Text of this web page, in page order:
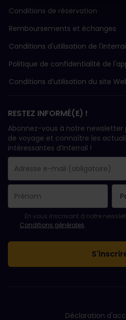
Conditions de réservation
Remboursements et échanges
Conditions d'utilisation de
Politique de confidentialité de
Conditions d’utilisation du site
RESTEZ INFORMÉ(E) !
Abonnez-vous à notre newsletter
de voyage et connaître les
intéressantes d’Interrail !
Votre abonnement a bien été pris
Le champ adresse e-mail est
L'adresse e-mail n'est pas valide !
L'inscription à la newsletter a
Vous êtes déjà abonné(e) à
Veuillez accepter les conditions
En vous inscrivant à notre
Conditions générales.
Déclaration